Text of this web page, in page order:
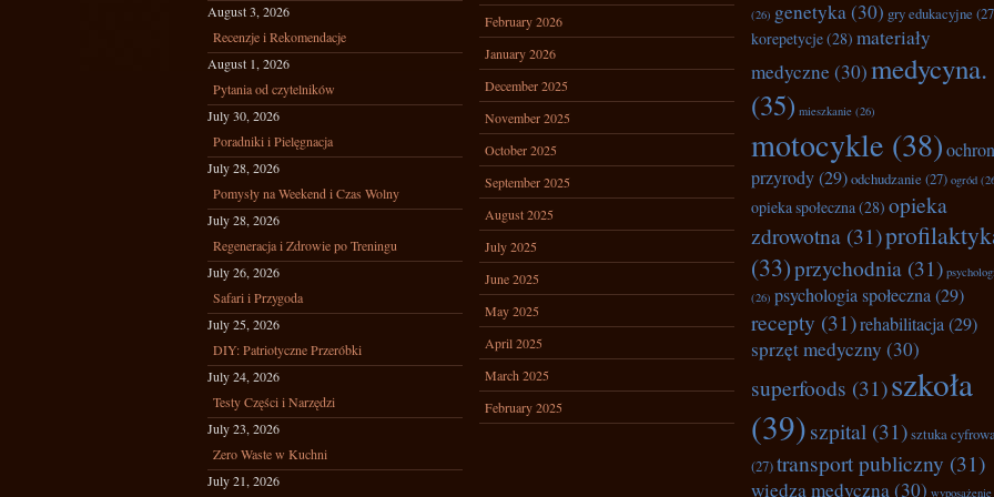
August 3, 2026
Recenzje i Rekomendacje
August 1, 2026
Pytania od czytelników
July 30, 2026
Poradniki i Pielęgnacja
July 28, 2026
Pomysły na Weekend i Czas Wolny
July 28, 2026
Regeneracja i Zdrowie po Treningu
July 26, 2026
Safari i Przygoda
July 25, 2026
DIY: Patriotyczne Przeróbki
July 24, 2026
Testy Części i Narzędzi
July 23, 2026
Zero Waste w Kuchni
July 21, 2026
February 2026
January 2026
December 2025
November 2025
October 2025
September 2025
August 2025
July 2025
June 2025
May 2025
April 2025
March 2025
February 2025
(26) genetyka(30) gry edukacyjne
korepetycje(28) materiały
medyczne (30)medycyna.
(35) mieszkanie (26)
motocykle (38)
przyrody(29)odchudzanie (27) ogród
opieka społeczna(28) opieka
zdrowotna (31)
(33)przychodnia (31)
(26) psychologia społeczna(29)
recepty (31)rehabilitacja(29)
sprzęt medyczny (30)
superfoods (31)szkoła
(39)szpital (31)sztuka
(27)transport publiczny (31)
wiedza medyczna(30) wyposażenie